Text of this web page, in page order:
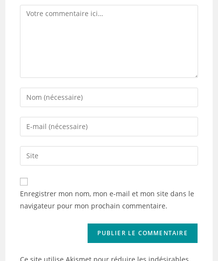
Comment
Enter
your
name
comment
Enter
your
email
address
comment
Saisir
l’URL
de
votre
(facultatif)
Enregistrer mon nom, mon e-mail et mon site dans le
navigateur pour mon prochain commentaire.